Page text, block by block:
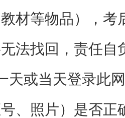
材等物品），考
法找回，责任自
天或当天登录此
、照片）是否正